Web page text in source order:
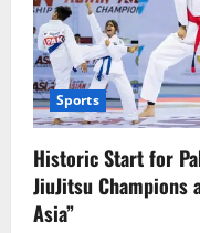
Sports
Historic Start for
JiuJitsu Champions
Asia”